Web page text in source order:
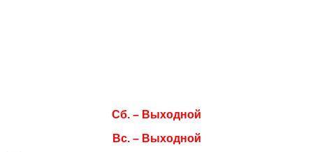
Сб. – Выходной
Вс. – Выходной